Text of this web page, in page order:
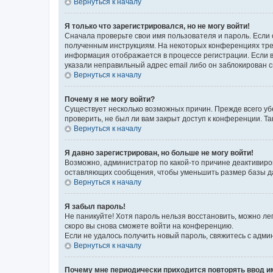
Вернуться к началу
Я только что зарегистрировался, но не могу войти!
Сначала проверьте свои имя пользователя и пароль.
полученным инструкциям. На некоторых конференциях
информация отображается в процессе регистрации.
указали неправильный адрес email либо он
Вернуться к началу
Почему я не могу войти?
Существует несколько возможных причин. Прежде всего
проверить, не был ли вам закрыт доступ к конференции.
Вернуться к началу
Я давно зарегистрирован, но больше не могу войти!
Возможно, администратор по какой-то причине
оставляющих сообщения, чтобы уменьшить размер базы
Вернуться к началу
Я забыл пароль!
Не паникуйте! Хотя пароль нельзя восстановить, можно
скоро вы снова сможете войти на конференцию.
Если не удалось получить новый пароль, свяжитесь с
Вернуться к началу
Почему мне периодически приходится повторять ввод